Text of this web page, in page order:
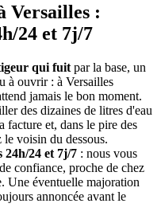
Versailles :
24 et 7j/7
qui fuit par la base, un
à ouvrir : à Versailles
jamais le bon moment.
des dizaines de litres d'eau
facture et, dans le pire des
le voisin du dessous.
24h/24 et 7j/7 : nous vous
confiance, proche de chez
Une éventuelle majoration
annoncée avant le